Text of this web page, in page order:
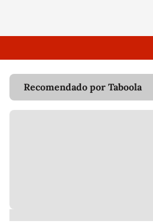
Recomendado por Taboola